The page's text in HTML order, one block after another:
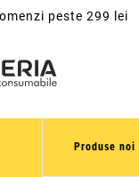
peste 299 lei
Produse noi